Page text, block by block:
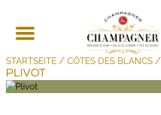
STARTSEITE / CÔTES DES BLANCS /
PLIVOT